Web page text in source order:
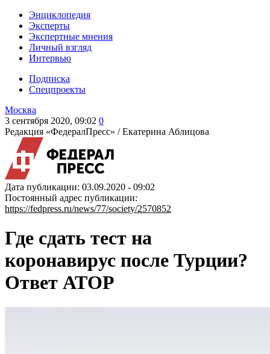
Энциклопедия
Эксперты
Экспертные мнения
Личный взгляд
Интервью
Подписка
Спецпроекты
Москва
3 сентября 2020, 09:02 0
Редакция «ФедералПресс» /Екатерина Аблицова
Дата публикации: 03.09.2020 - 09:02
Постоянный адрес публикации:
https://fedpress.ru/news/77/society/2570852
Где сдать тест на
коронавирус после Турции?
Ответ АТОР